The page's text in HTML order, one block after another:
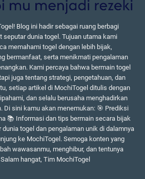
Blog ini hadir sebagai ruang berbagi
seputar dunia togel. Tujuan utama kami
memahami togel dengan lebih bijak,
bermanfaat, serta menikmati pengalaman
Kami percaya bahwa bermain togel
juga tentang strategi, pengetahuan, dan
setiap artikel di MochiTogel ditulis dengan
dan selalu berusaha menghadirkan
Di sini kamu akan menemukan: 🎯 Prediksi
📚 Informasi dan tips bermain secara bijak
togel dan pengalaman unik di dalamnya
ke MochiTogel. Semoga konten yang
wawasanmu, menghibur, dan tentunya
hangat, Tim MochiTogel